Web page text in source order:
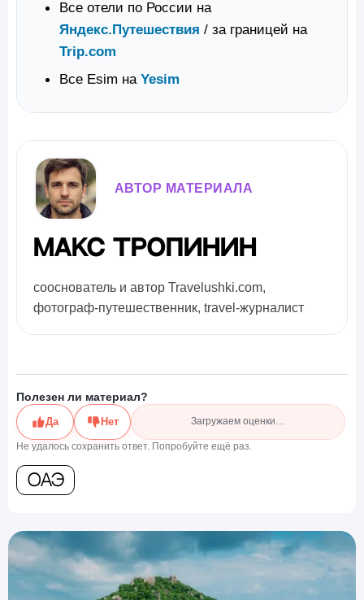
Все отели по России на
Яндекс.Путешествия / за границей на
Trip.com
Все Esim наYesim
АВТОР МАТЕРИАЛА
Макс Тропинин
сооснователь и автор Travelushki.com,
фотограф-путешественник, travel-журналист
Полезен ли материал?
Да Нет Загружаем оценки…
Не удалось сохранить ответ. Попробуйте ещё раз.
ОАЭ